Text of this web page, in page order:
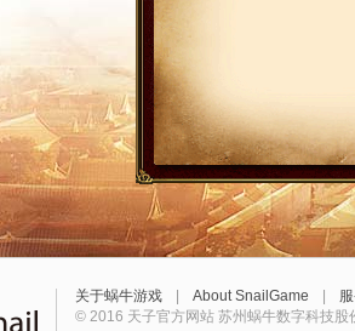
关于蜗牛游戏 About SnailGame
© 2016 天子官方网站 苏州蜗牛数字科技